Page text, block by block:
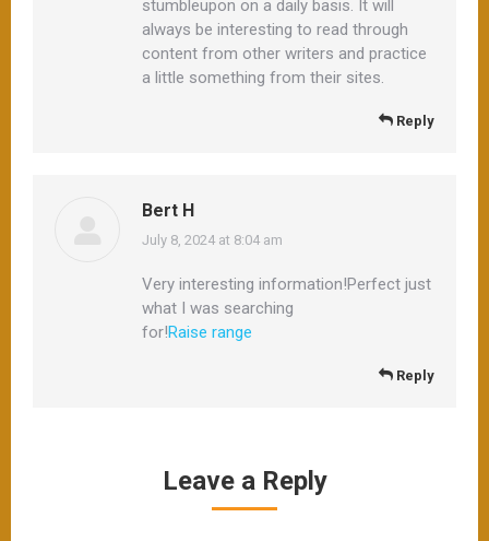
stumbleupon on a daily basis. It will
always be interesting to read through
content from other writers and practice
a little something from their sites.
Reply
Bert H
says:
July 8, 2024 at 8:04 am
Very interesting information!Perfect just
what I was searching
for!Raise range
Reply
Leave a Reply